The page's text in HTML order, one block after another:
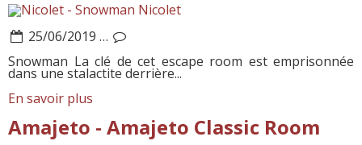
Nicolet
25/06/2019 …
Snowman La clé de cet escape room est emprisonnée
dans une stalactite derrière...
En savoir plus
Amajeto - Amajeto Classic Room